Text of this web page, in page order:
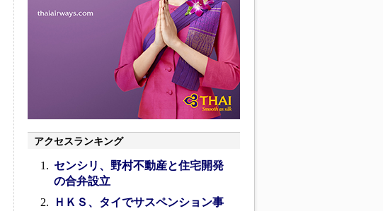
アクセスランキング
センシリ、野村不動産と住宅開発
の合弁設立
ＨＫＳ、タイでサスペンション事